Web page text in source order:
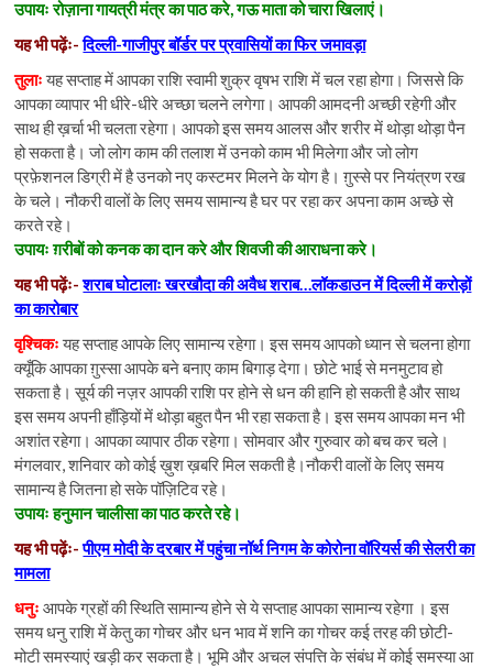
उपायः रोज़ाना गायत्री मंत्र का पाठ करे, गऊ माता को चारा खिलाएं।
यह भी पढ़ेंः-दिल्ली-गाजीपुर बॉर्डर पर प्रवासियों का फिर जमावड़ा
तुलाः यह सप्ताह में आपका राशि स्वामी शुक्र वृषभ राशि में चल रहा होगा। जिससे कि
आपका व्यापार भी धीरे-धीरे अच्छा चलने लगेगा। आपकी आमदनी अच्छी रहेगी और
साथ ही ख़र्चा भी चलता रहेगा। आपको इस समय आलस और शरीर में थोड़ा थोड़ा पैन
हो सकता है। जो लोग काम की तलाश में उनको काम भी मिलेगा और जो लोग
प्रफ़ेशनल डिग्री में है उनको नए कस्टमर मिलने के योग है। ग़ुस्से पर नियंत्रण रख
के चले। नौकरी वालों के लिए समय सामान्य है घर पर रहा कर अपना काम अच्छे से
करते रहे।
उपायः ग़रीबों को कनक का दान करे और शिवजी की आराधना करे।
यह भी पढ़ेंः-शराब घोटालाः खरखौदा की अवैध शराब…लॉकडाउन में दिल्ली में करोड़ों
का कारोबार
वृश्चिकःयह सप्ताह आपके लिए सामान्य रहेगा। इस समय आपको ध्यान से चलना होगा
क्यूँकि आपका ग़ुस्सा आपके बने बनाए काम बिगाड़ देगा। छोटे भाई से मनमुटाव हो
सकता है। सूर्य की नज़र आपकी राशि पर होने से धन की हानि हो सकती है और साथ
इस समय अपनी हाँड़ियों में थोड़ा बहुत पैन भी रहा सकता है। इस समय आपका मन भी
अशांत रहेगा। आपका व्यापार ठीक रहेगा। सोमवार और गुरुवार को बच कर चले।
मंगलवार, शनिवार को कोई ख़ुश ख़बरि मिल सकती है।नौकरी वालों के लिए समय
सामान्य है जितना हो सके पॉज़िटिव रहे।
उपायः हनुमान चालीसा का पाठ करते रहे।
यह भी पढ़ेंः-पीएम मोदी के दरबार में पहुंचा नॉर्थ निगम के कोरोना वॉरियर्स की सेलरी का
मामला
धनुः आपके ग्रहों की स्थिति सामान्य होने से ये सप्ताह आपका सामान्य रहेगा । इस
समय धनु राशि में केतु का गोचर और धन भाव में शनि का गोचर कई तरह की छोटी-
मोटी समस्याएं खड़ी कर सकता है। भूमि और अचल संपत्ति के संबंध में कोई समस्या आ